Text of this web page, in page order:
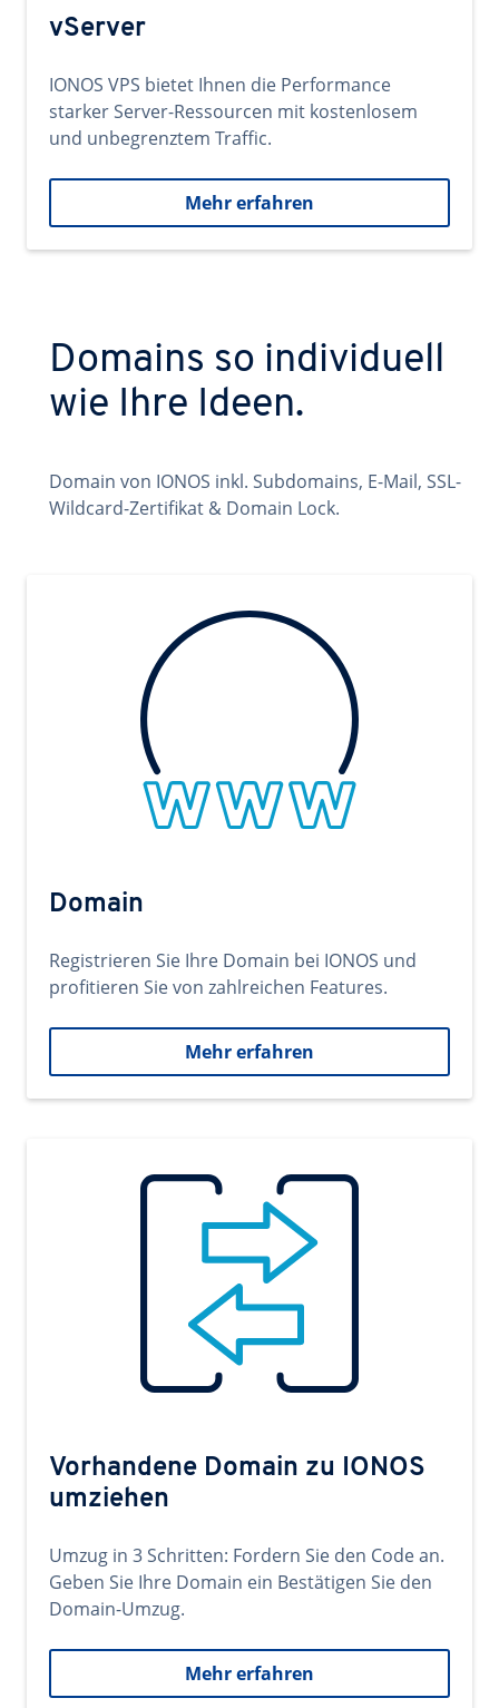
vServer
IONOS VPS bietet Ihnen die Performance
starker Server-Ressourcen mit kostenlosem
und unbegrenztem Traffic.
Mehr erfahren
Domains so individuell
wie Ihre Ideen.
Domain von IONOS inkl. Subdomains, E-Mail, SSL-
Wildcard-Zertifikat & Domain Lock.
Domain
Registrieren Sie Ihre Domain bei IONOS und
profitieren Sie von zahlreichen Features.
Mehr erfahren
Vorhandene Domain zu IONOS
umziehen
Umzug in 3 Schritten: Fordern Sie den Code an.
Geben Sie Ihre Domain ein Bestätigen Sie den
Domain-Umzug.
Mehr erfahren